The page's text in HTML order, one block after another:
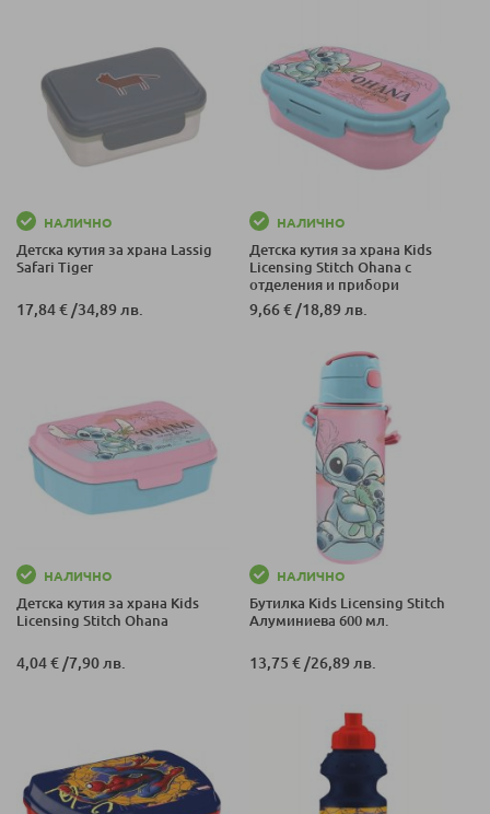
НАЛИЧНО
Детска кутия за храна Lassig
Safari Tiger
17,84 € /34,89 лв.
НАЛИЧНО
Детска кутия за храна Kids
Licensing Stitch Ohana с
отделения и прибори
9,66 € /18,89 лв.
НАЛИЧНО
Детска кутия за храна Kids
Licensing Stitch Ohana
4,04 € /7,90 лв.
НАЛИЧНО
Бутилка Kids Licensing Stitch
Алуминиева 600 мл.
13,75 € /26,89 лв.